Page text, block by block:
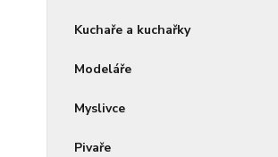
Kuchaře a kuchařky
Modeláře
Myslivce
Pivaře